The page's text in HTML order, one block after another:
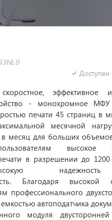
Доступен
эффективное
- монохромное МФУ
печати 45 страниц в
месячной
в месяц для больших
высокое
в разрешении до
Благодаря высокой
профессионального
автоподатчика
модуля